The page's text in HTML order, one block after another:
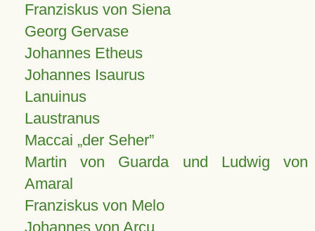
Franziskus von Siena
Georg Gervase
Johannes Etheus
Johannes Isaurus
Lanuinus
Laustranus
Maccai „der Seher”
Martin von Guarda und Ludwig von
Amaral
Franziskus von Melo
Johannes von Arcu